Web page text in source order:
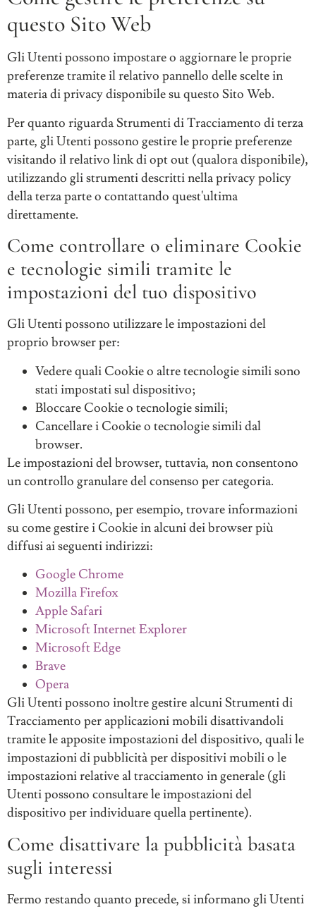
questo Sito Web
Gli Utenti possono impostare o aggiornare le proprie
preferenze tramite il relativo pannello delle scelte in
materia di privacy disponibile su questo Sito Web.
Per quanto riguarda Strumenti di Tracciamento di terza
parte, gli Utenti possono gestire le proprie preferenze
visitando il relativo link di opt out (qualora disponibile),
utilizzando gli strumenti descritti nella privacy policy
della terza parte o contattando quest'ultima
direttamente.
Come controllare o eliminare Cookie
e tecnologie simili tramite le
impostazioni del tuo dispositivo
Gli Utenti possono utilizzare le impostazioni del
proprio browser per:
Vedere quali Cookie o altre tecnologie simili sono
stati impostati sul dispositivo;
Bloccare Cookie o tecnologie simili;
Cancellare i Cookie o tecnologie simili dal
browser.
Le impostazioni del browser, tuttavia, non consentono
un controllo granulare del consenso per categoria.
Gli Utenti possono, per esempio, trovare informazioni
su come gestire i Cookie in alcuni dei browser più
diffusi ai seguenti indirizzi:
Google Chrome
Mozilla Firefox
Apple Safari
Microsoft Internet Explorer
Microsoft Edge
Brave
Opera
Gli Utenti possono inoltre gestire alcuni Strumenti di
Tracciamento per applicazioni mobili disattivandoli
tramite le apposite impostazioni del dispositivo, quali le
impostazioni di pubblicità per dispositivi mobili o le
impostazioni relative al tracciamento in generale (gli
Utenti possono consultare le impostazioni del
dispositivo per individuare quella pertinente).
Come disattivare la pubblicità basata
sugli interessi
Fermo restando quanto precede, si informano gli Utenti